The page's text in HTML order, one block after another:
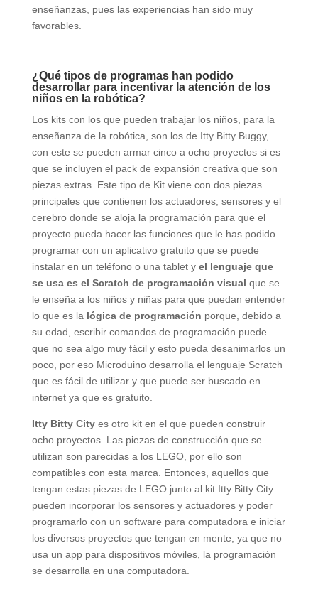
enseñanzas, pues las experiencias han sido muy
favorables.
¿Qué tipos de programas han podido
desarrollar para incentivar la atención de los
niños en la robótica?
Los kits con los que pueden trabajar los niños, para la
enseñanza de la robótica, son los de Itty Bitty Buggy,
con este se pueden armar cinco a ocho proyectos si es
que se incluyen el pack de expansión creativa que son
piezas extras. Este tipo de Kit viene con dos piezas
principales que contienen los actuadores, sensores y el
cerebro donde se aloja la programación para que el
proyecto pueda hacer las funciones que le has podido
programar con un aplicativo gratuito que se puede
instalar en un teléfono o una tablet y el lenguaje que
se usa es el Scratch de programación visual que se
le enseña a los niños y niñas para que puedan entender
lo que es la lógica de programación porque, debido a
su edad, escribir comandos de programación puede
que no sea algo muy fácil y esto pueda desanimarlos un
poco, por eso Microduino desarrolla el lenguaje Scratch
que es fácil de utilizar y que puede ser buscado en
internet ya que es gratuito.
Itty Bitty Cityes otro kit en el que pueden construir
ocho proyectos. Las piezas de construcción que se
utilizan son parecidas a los LEGO, por ello son
compatibles con esta marca. Entonces, aquellos que
tengan estas piezas de LEGO junto al kit Itty Bitty City
pueden incorporar los sensores y actuadores y poder
programarlo con un software para computadora e iniciar
los diversos proyectos que tengan en mente, ya que no
usa un app para dispositivos móviles, la programación
se desarrolla en una computadora.